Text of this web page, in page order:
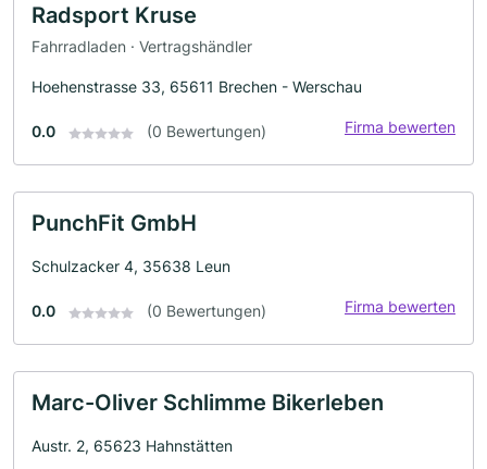
Radsport Kruse
Fahrradladen · Vertragshändler
Hoehenstrasse 33, 65611 Brechen - Werschau
0.0 (0 Bewertungen) Firma bewerten
PunchFit GmbH
Schulzacker 4, 35638 Leun
0.0 (0 Bewertungen) Firma bewerten
Marc-Oliver Schlimme Bikerleben
Austr. 2, 65623 Hahnstätten